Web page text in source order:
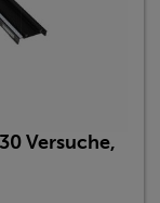
Versuche,